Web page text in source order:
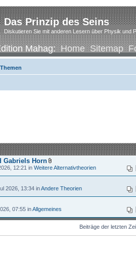
Das Prinzip des Seins
Diskutieren Sie mit anderen Lesern über Physik und
Mahag:Home Sitemap
Gabriels Horn
12:21 in Weitere Alternativtheorien
2026, 13:34 inAndere Theorien
07:55 inAllgemeines
Beiträge der letzten